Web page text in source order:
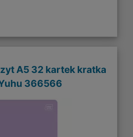
A5 32 kartek kratka
366566